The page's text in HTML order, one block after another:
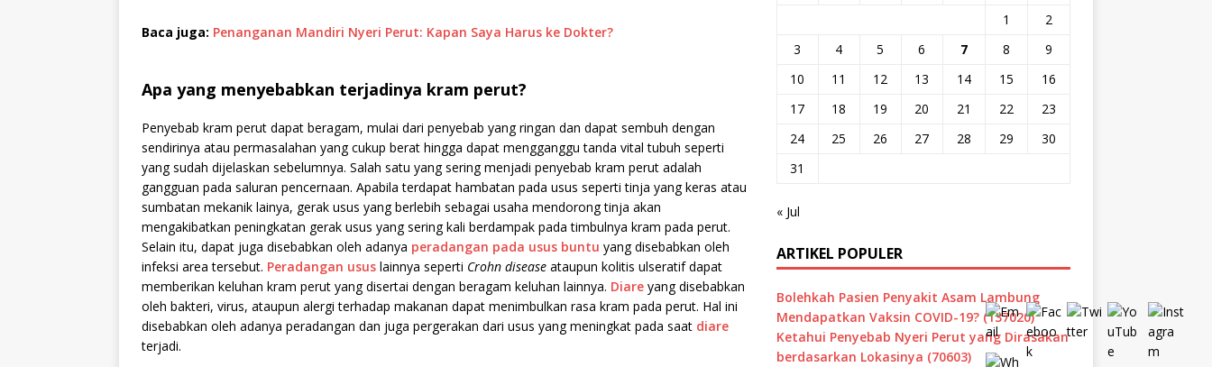
Baca juga: Penanganan Mandiri Nyeri Perut: Kapan Saya Harus ke Dokter?
Apa yang menyebabkan terjadinya kram perut?
Penyebab kram perut dapat beragam, mulai dari penyebab yang ringan dan dapat sembuh dengan
sendirinya atau permasalahan yang cukup berat hingga dapat mengganggu tanda vital tubuh seperti
yang sudah dijelaskan sebelumnya. Salah satu yang sering menjadi penyebab kram perut adalah
gangguan pada saluran pencernaan. Apabila terdapat hambatan pada usus seperti tinja yang keras atau
sumbatan mekanik lainya, gerak usus yang berlebih sebagai usaha mendorong tinja akan
mengakibatkan peningkatan gerak usus yang sering kali berdampak pada timbulnya kram pada perut.
Selain itu, dapat juga disebabkan oleh adanya peradangan pada usus buntu yang disebabkan oleh
infeksi area tersebut. Peradangan usus lainnya seperti Crohn disease ataupun kolitis ulseratif dapat
memberikan keluhan kram perut yang disertai dengan beragam keluhan lainnya. Diare yang disebabkan
oleh bakteri, virus, ataupun alergi terhadap makanan dapat menimbulkan rasa kram pada perut. Hal ini
disebabkan oleh adanya peradangan dan juga pergerakan dari usus yang meningkat pada saat diare
terjadi.
1
2
3
4 5 6 7 8
9
10
11 12 13 14 15
16
17
18 19 20 21 22
23
24
25 26 27 28 29
30
31
« Jul
ARTIKEL POPULER
Bolehkah Pasien Penyakit Asam Lambung
Mendapatkan Vaksin COVID-19? (137020)
Ketahui Penyebab Nyeri Perut yang Dirasakan
berdasarkan Lokasinya (70603)